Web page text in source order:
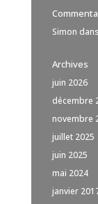
Simon dans
Archives
juin 2026
décembre
novembre
juillet 2025
juin 2025
mai 2024
janvier